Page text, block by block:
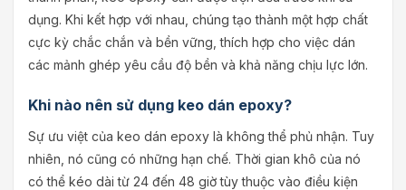
dụng. Khi kết hợp với nhau, chúng tạo thành một hợp chất
cực kỳ chắc chắn và bền vững, thích hợp cho việc dán
các mảnh ghép yêu cầu độ bền và khả năng chịu lực lớn.
Khi nào nên sử dụng keo dán epoxy?
Sự ưu việt của keo dán epoxy là không thể phủ nhận. Tuy
nhiên, nó cũng có những hạn chế. Thời gian khô của nó
có thể kéo dài từ 24 đến 48 giờ tùy thuộc vào điều kiện